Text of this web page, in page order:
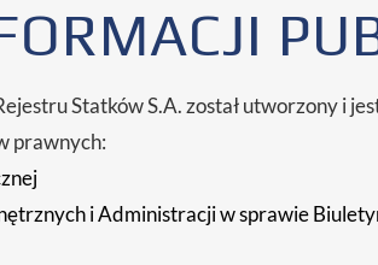
Statków S.A. został utworzony i
prawnych:
i Administracji w sprawie